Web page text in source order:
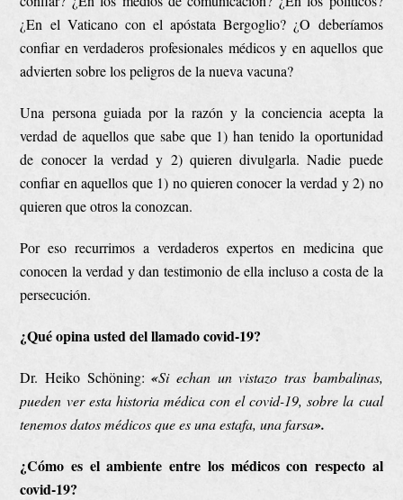
¿En el Vaticano con el apóstata Bergoglio? ¿O deberíamos
confiar en verdaderos profesionales médicos y en aquellos que
advierten sobre los peligros de la nueva vacuna?
Una persona guiada por la razón y la conciencia acepta la
verdad de aquellos que sabe que 1) han tenido la oportunidad
de conocer la verdad y 2) quieren divulgarla. Nadie puede
confiar en aquellos que 1) no quieren conocer la verdad y 2) no
quieren que otros la conozcan.
Por eso recurrimos a verdaderos expertos en medicina que
conocen la verdad y dan testimonio de ella incluso a costa de la
persecución.
¿Qué opina usted del llamado covid-19?
Dr. Heiko Schöning:«Si echan un vistazo tras bambalinas,
pueden ver esta historia médica con el covid-19, sobre la cual
tenemos datos médicos que es una estafa, una farsa».
¿Cómo es el ambiente entre los médicos con respecto al
covid-19?